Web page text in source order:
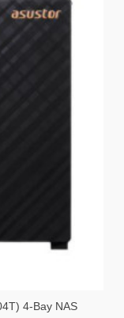
4-Bay NAS